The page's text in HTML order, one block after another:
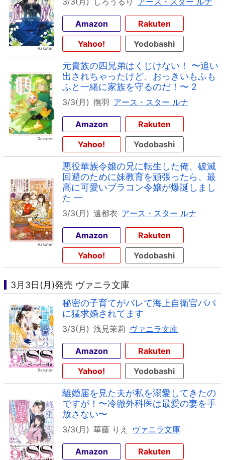
Amazon
Rakuten
Yahoo!
Yodobashi
元貴族の四兄弟はくじけない！ 〜追い
出されちゃったけど、おっきいもふも
ふと一緒に家族を守るのだ！〜 2
3/3(月) 撫羽 アース・スター ルナ
Amazon
Rakuten
Yahoo!
Yodobashi
悪役華族令嬢の兄に転生した俺、破滅
回避のために妹教育を頑張ったら、最
高に可愛いブラコン令嬢が爆誕しまし
た 一
3/3(月) 遠都衣 アース・スター ルナ
Amazon
Rakuten
Yahoo!
Yodobashi
3月3日(月)発売 ヴァニラ文庫
秘密の子育てがバレて海上自衛官パパ
に猛求婚されてます
3/3(月) 浅見茉莉 ヴァニラ文庫
Amazon
Rakuten
Yahoo!
Yodobashi
離婚届を見た夫が私を溺愛してきたの
ですが！〜冷徹外科医は最愛の妻を手
放さない〜
3/3(月) 華藤 りえ ヴァニラ文庫
Amazon
Rakuten